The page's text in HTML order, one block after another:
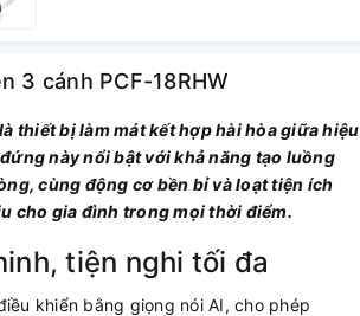
3 cánh PCF-18RHW
thiết bị làm mát kết hợp hài hòa giữa hiệu
này nổi bật với khả năng tạo luồng
cùng động cơ bền bỉ và loạt tiện ích
cho gia đình trong mọi thời điểm.
tiện nghi tối đa
khiển bằng giọng nói AI, cho phép